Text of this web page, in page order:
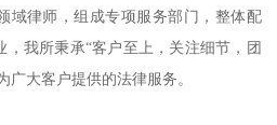
域律师，组成专项服务部门，整体配
我所秉承“客户至上，关注细节，团
广大客户提供的法律服务。